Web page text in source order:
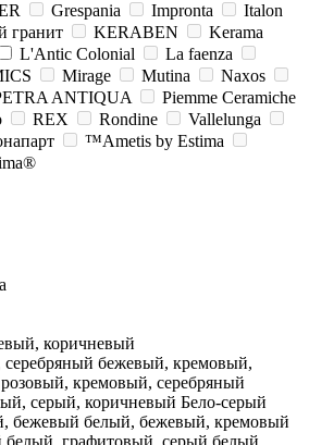
Grespania Impronta
Italon
гранит
KERABEN
Kerama
L'Antic Colonial
La faenza
Mirage Mutina
Naxos
ANTIQUA
Piemme Ceramiche
REX Rondine
Vallelunga
™Ametis by Estima
коричневый
бежевый, кремовый,
кремовый, серебряный
серый, коричневый Бело-серый
бежевый белый, бежевый, кремовый
белый, графитовый, серый белый,